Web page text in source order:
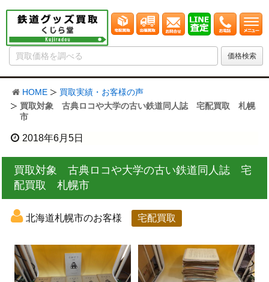
HOME
買取実績・お客様の声
買取対象 古典ロコや大学の古い鉄道同人誌 宅配買取 札幌
市
2018年6月5日
買取対象 古典ロコや大学の古い鉄道同人誌 宅
配買取 札幌市
北海道札幌市のお客様 宅配買取